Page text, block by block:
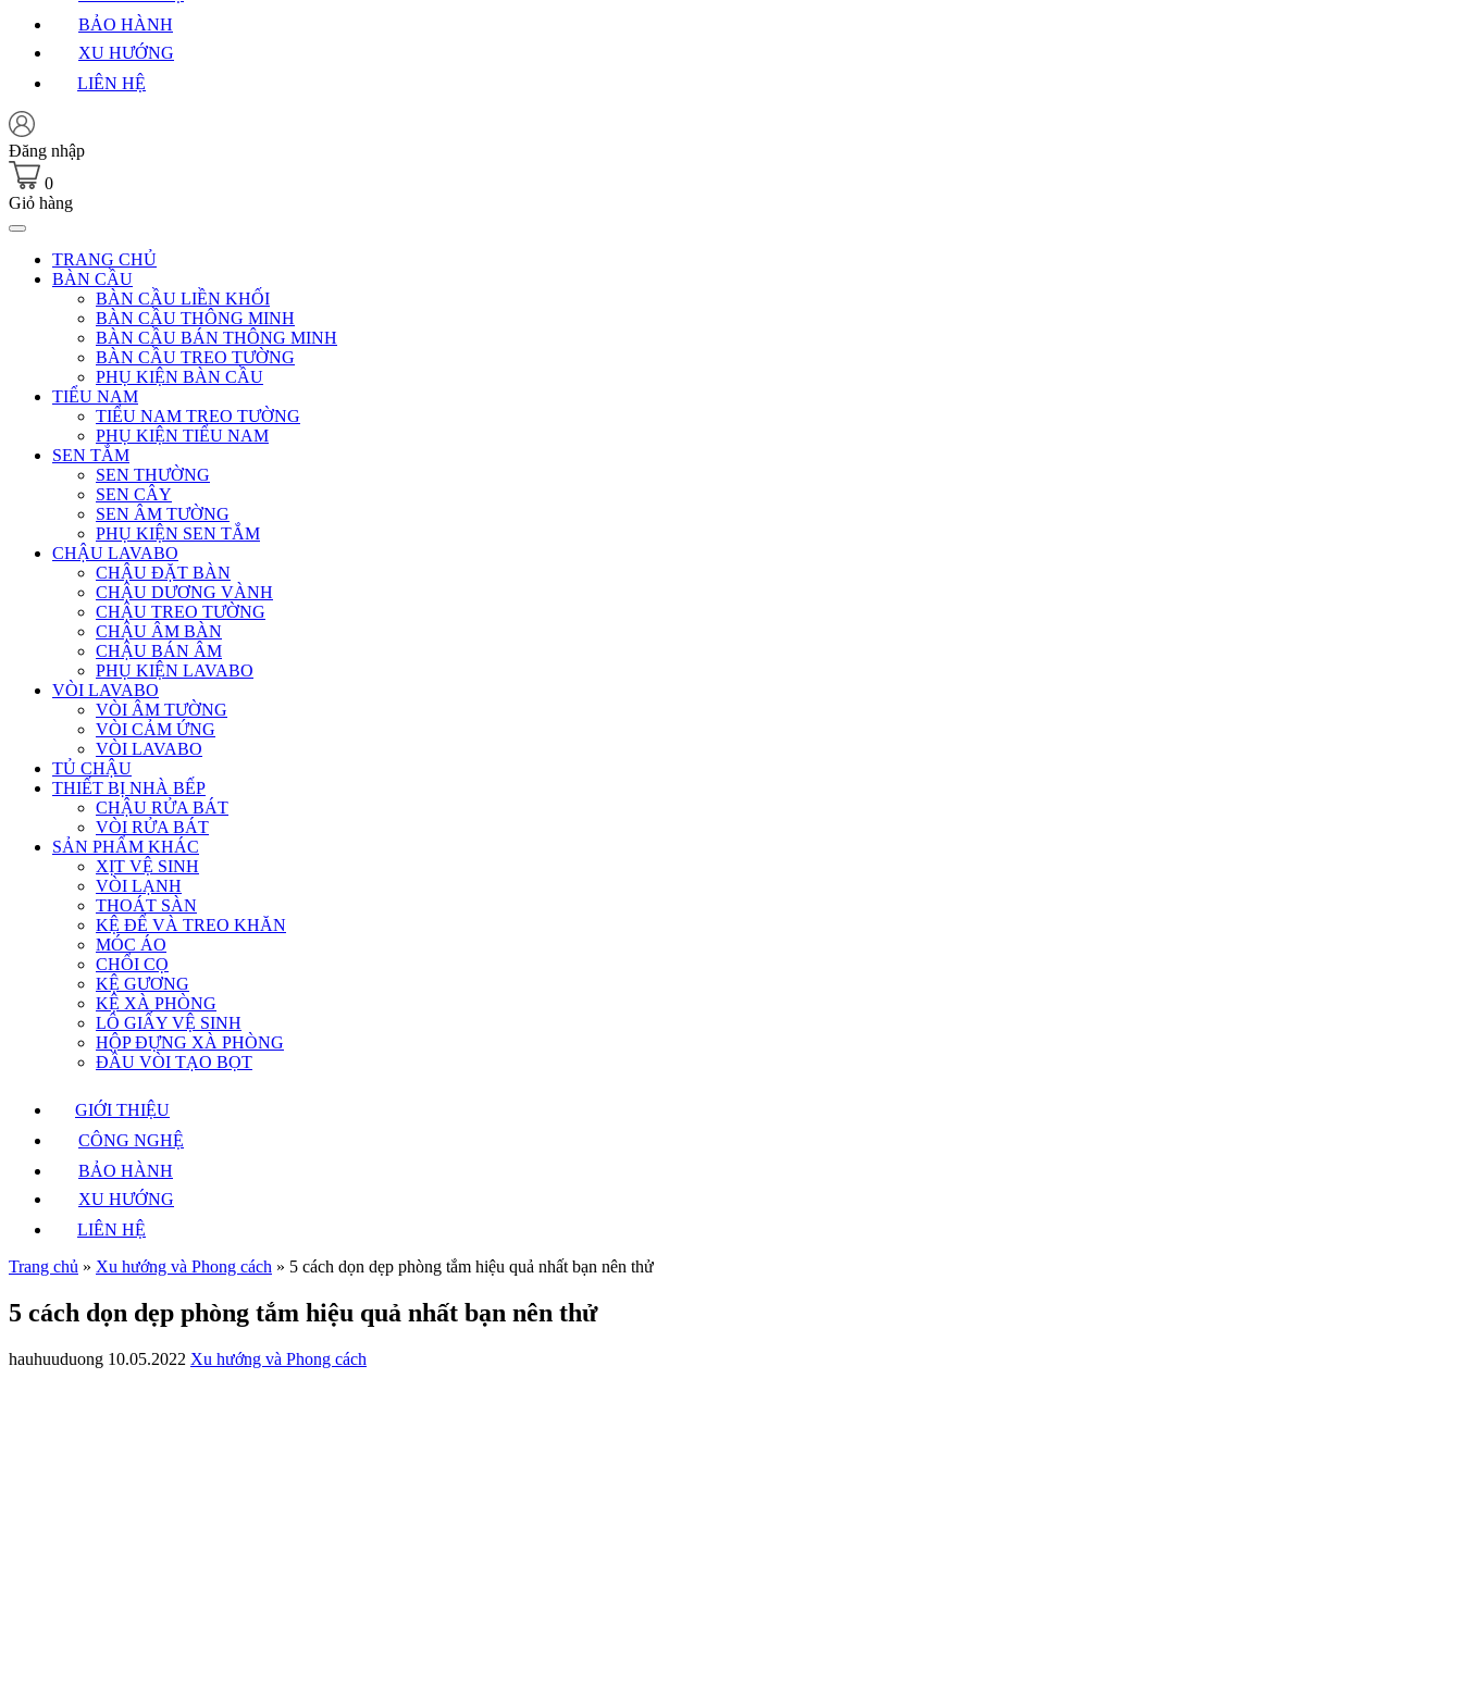
BẢO HÀNH
XU HƯỚNG
LIÊN HỆ
Đăng nhập
0
Giỏ hàng
TRANG CHỦ
BÀN CẦU
BÀN CẦU LIỀN KHỐI
BÀN CẦU THÔNG MINH
BÀN CẦU BÁN THÔNG MINH
BÀN CẦU TREO TƯỜNG
PHỤ KIỆN BÀN CẦU
TIỂU NAM
TIỂU NAM TREO TƯỜNG
PHỤ KIỆN TIỂU NAM
SEN TẮM
SEN THƯỜNG
SEN CÂY
SEN ÂM TƯỜNG
PHỤ KIỆN SEN TẮM
CHẬU LAVABO
CHẬU ĐẶT BÀN
CHẬU DƯƠNG VÀNH
CHẬU TREO TƯỜNG
CHẬU ÂM BÀN
CHẬU BÁN ÂM
PHỤ KIỆN LAVABO
VÒI LAVABO
VÒI ÂM TƯỜNG
VÒI CẢM ỨNG
VÒI LAVABO
TỦ CHẬU
THIẾT BỊ NHÀ BẾP
CHẬU RỬA BÁT
VÒI RỬA BÁT
SẢN PHẨM KHÁC
XỊT VỆ SINH
VÒI LẠNH
THOÁT SÀN
KỆ ĐỂ VÀ TREO KHĂN
MÓC ÁO
CHỔI CỌ
KỆ GƯƠNG
KỆ XÀ PHÒNG
LÔ GIẤY VỆ SINH
HỘP ĐỰNG XÀ PHÒNG
ĐẦU VÒI TẠO BỌT
GIỚI THIỆU
CÔNG NGHỆ
BẢO HÀNH
XU HƯỚNG
LIÊN HỆ
Trang chủ » Xu hướng và Phong cách » 5 cách dọn dẹp phòng tắm hiệu quả nhất bạn nên thử
5 cách dọn dẹp phòng tắm hiệu quả nhất bạn nên thử
hauhuuduong 10.05.2022 Xu hướng và Phong cách